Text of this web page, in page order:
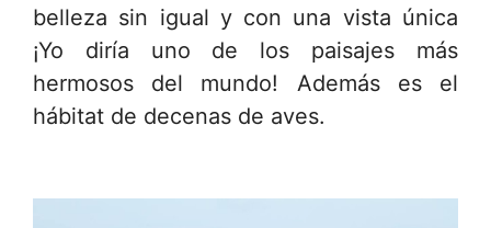
belleza sin igual y con una vista única
¡Yo diría uno de los paisajes más
hermosos del mundo! Además es el
hábitat de decenas de aves.